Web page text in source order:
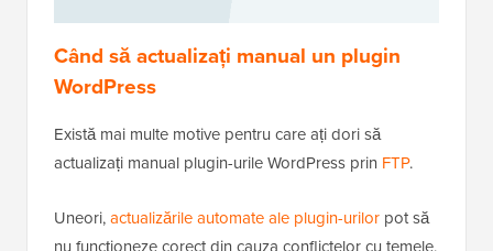
Când să actualizați manual un plugin
WordPress
Există mai multe motive pentru care ați dori să
actualizați manual plugin-urile WordPress prin FTP.
Uneori,actualizările automate ale plugin-urilor pot să